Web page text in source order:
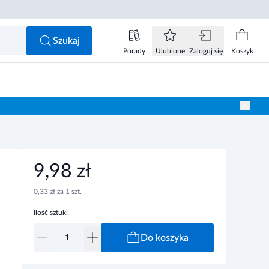
Szukaj
Porady Ulubione Zaloguj się Koszyk
9,98 zł
9,98 zł
0,33 zł za 1 szt.
Ilość sztuk:
Do koszyka